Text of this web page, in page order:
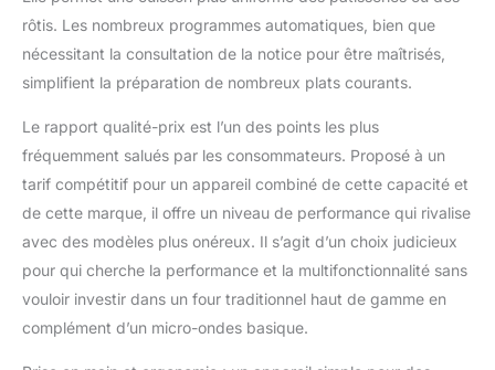
rôtis. Les nombreux programmes automatiques, bien que
nécessitant la consultation de la notice pour être maîtrisés,
simplifient la préparation de nombreux plats courants.
Le rapport qualité-prix est l’un des points les plus
fréquemment salués par les consommateurs. Proposé à un
tarif compétitif pour un appareil combiné de cette capacité et
de cette marque, il offre un niveau de performance qui rivalise
avec des modèles plus onéreux. Il s’agit d’un choix judicieux
pour qui cherche la performance et la multifonctionnalité sans
vouloir investir dans un four traditionnel haut de gamme en
complément d’un micro-ondes basique.